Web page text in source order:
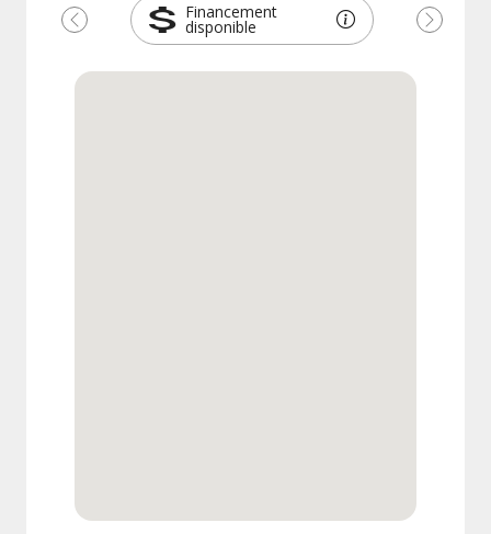
Financement
disponible
Précédent Suivant